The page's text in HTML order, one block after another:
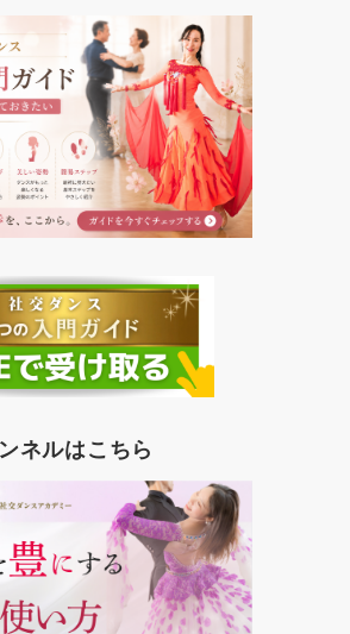
ネルはこちら